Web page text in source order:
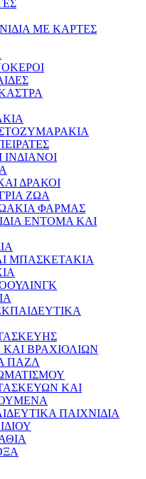
ΜΕ ΚΑΡΤΕΣ
ΔΡΑΚΟΙ
ΖΩΑ
ΦΑΡΜΑΣ
ΕΝΤΟΜΑ ΚΑΙ
ΜΠΑΣΚΕΤΑΚΙΑ
ΒΡΑΧΙΟΛΙΩΝ
ΠΑΖΛ
ΚΑΙ
ΠΑΙΧΝΙΔΙΑ